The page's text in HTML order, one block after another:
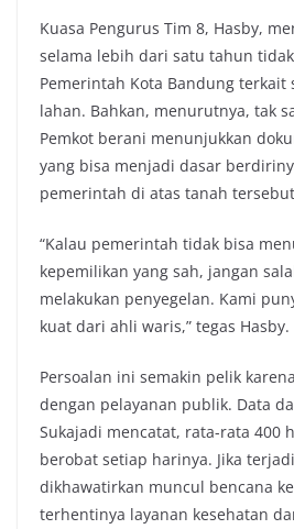
Kuasa Pengurus Tim 8, Hasby,
selama lebih dari satu tahun
Pemerintah Kota Bandung terkait
lahan. Bahkan, menurutnya, tak
Pemkot berani menunjukkan
yang bisa menjadi dasar
pemerintah di atas tanah
“Kalau pemerintah tidak bisa
kepemilikan yang sah, jangan
melakukan penyegelan. Kami
kuat dari ahli waris,” tegas Hasby.
Persoalan ini semakin pelik
dengan pelayanan publik. Data
Sukajadi mencatat, rata-rata 400
berobat setiap harinya. Jika
dikhawatirkan muncul bencana
terhentinya layanan kesehatan